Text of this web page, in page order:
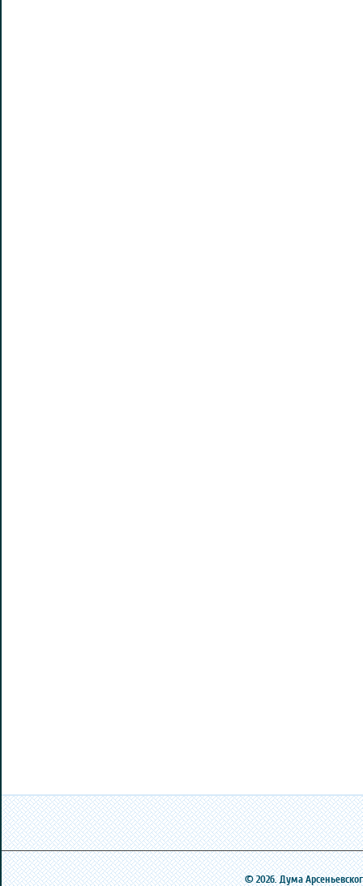
© 2026. Дума